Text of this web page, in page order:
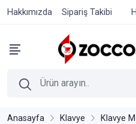
Hakkımızda Sipariş Takibi
Anasayfa Klavye Klavye